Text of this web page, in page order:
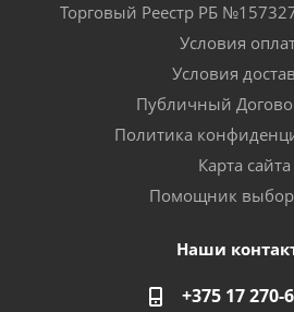
Торговый Реестр РБ
Условия
Условия
Публичный
Политика
Карта сайта
Помощник
Наши
+375 17 270-